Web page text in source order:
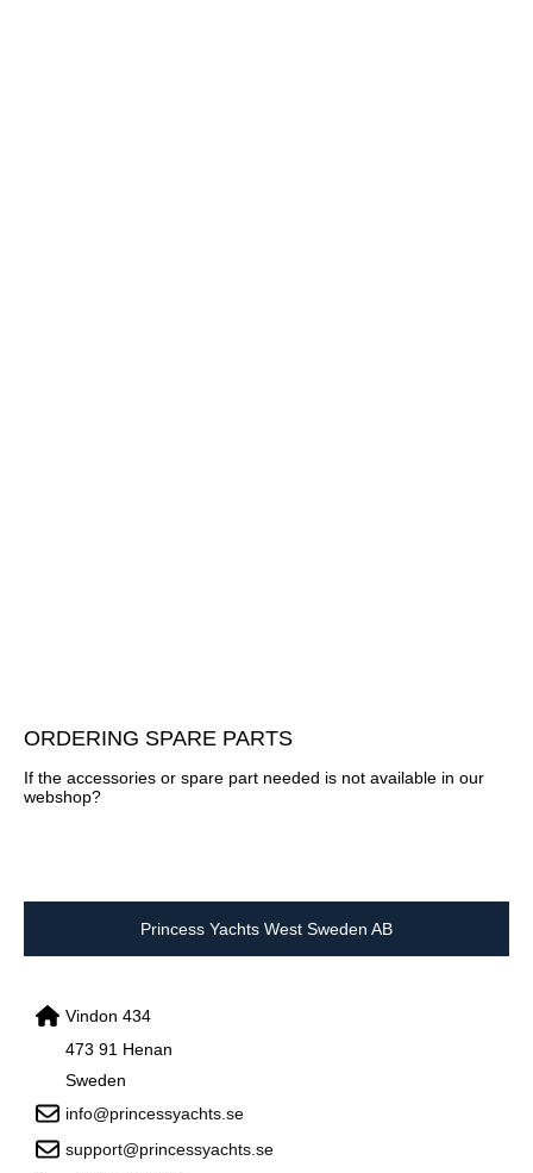
ORDERING SPARE PARTS
If the accessories or spare part needed is not available in our
webshop?
Princess Yachts West Sweden AB
Vindon 434
473 91 Henan
Sweden
info@princessyachts.se
support@princessyachts.se